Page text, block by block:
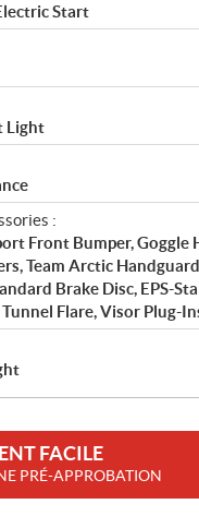
Start
Light
:
Front Bumper, Goggle
Team Arctic
Brake Disc, EPS-
Flare, Visor Plug-
FACILE
PRÉ-APPROBATION